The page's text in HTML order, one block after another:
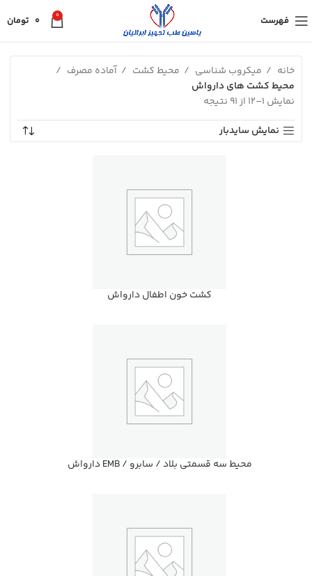
فهرست 0
0 تومان
خانه میکروب شناسی محیط کشت
آماده مصرف
محیط کشت های دارواش
نمایش 1–12 از 91 نتیجه
نمایش سایدبار
كشت خون اطفال دارواش
محيط سه قسمتي بلاد / سابرو / EMB دارواش